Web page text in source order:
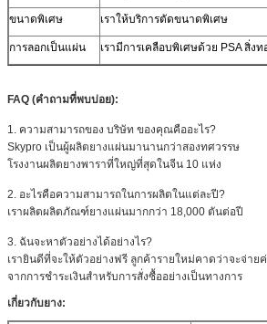
ขนาดพิเศษ เราให้บริการตัดขนาดพิเศษ
การลอกเป็นแผ่น เรามีการเคลือบพิเศษด้วย PSA สิ่ง
FAQ (คำถามที่พบบ่อย):
1. ความสามารถของ บริษัท ของคุณคืออะไร?
Skypro เป็นผู้ผลิตยางแผ่นมานานกว่าสองทศวรรษ
โรงงานผลิตยางพาราที่ใหญ่ที่สุดในจีน 10 แห่ง
2. อะไรคือความสามารถในการผลิตในแต่ละปี?
เราผลิตผลิตภัณฑ์ยางแผ่นมากกว่า 18,000 ตันต่อปี
3. ฉันจะหาตัวอย่างได้อย่างไร?
เรายินดีที่จะให้ตัวอย่างฟรี ลูกค้ารายใหม่คาดว่าจะจ่าย
จากการชำระเงินสำหรับการสั่งซื้ออย่างเป็นทางการ
เกี่ยวกับยาง: